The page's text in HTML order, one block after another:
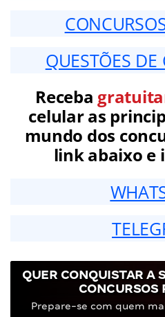
QUESTÕES DE
Receba
celular as
mundo dos
link abaixo e
QUER CONQUISTAR A
CONCURSOS
Prepare-se com quem